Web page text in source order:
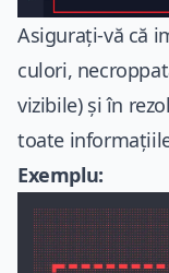
Asigurați-vă că
culori,
vizibile) și în
toate
Exemplu: